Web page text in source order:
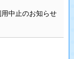
中止のお知らせ